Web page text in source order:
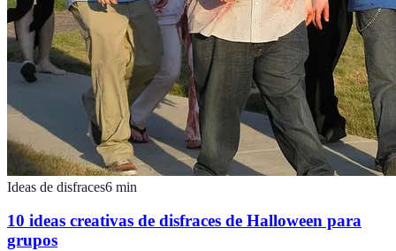
Ideas de disfraces6 min
10 ideas creativas de disfraces de Halloween para
grupos